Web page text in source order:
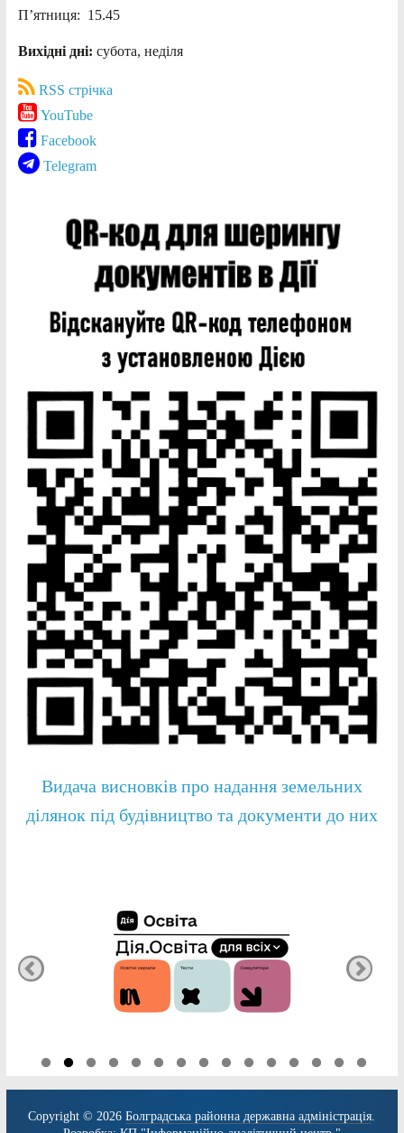
П’ятниця: 15.45
Вихідні дні: субота, неділя
RSS стрічка
YouTube
Facebook
Telegram
Видача висновків про надання земельних
ділянок під будівництво та документи до них
Copyright © 2026Болградська районна державна адміністрація.